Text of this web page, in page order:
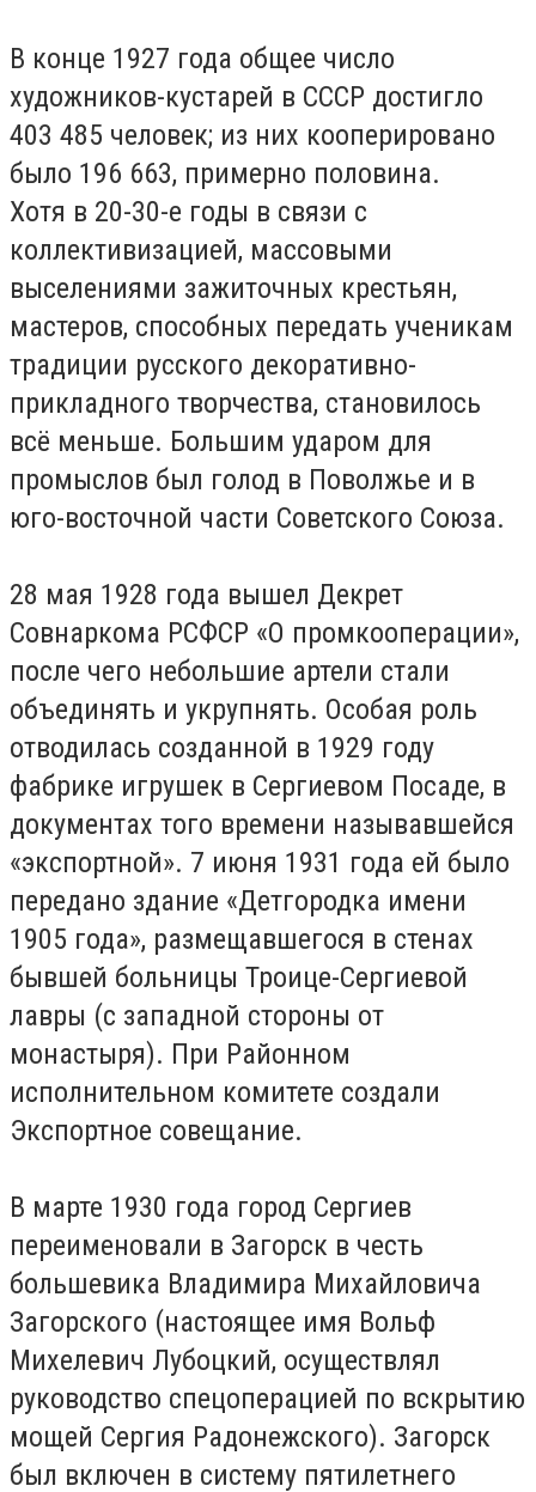
В конце 1927 года общее число
художников-кустарей в СССР достигло
403 485 человек; из них кооперировано
было 196 663, примерно половина.
Хотя в 20-30-е годы в связи с
коллективизацией, массовыми
выселениями зажиточных крестьян,
мастеров, способных передать ученикам
традиции русского декоративно-
прикладного творчества, становилось
всё меньше. Большим ударом для
промыслов был голод в Поволжье и в
юго-восточной части Советского Союза.
28 мая 1928 года вышел Декрет
Совнаркома РСФСР «О промкооперации»,
после чего небольшие артели стали
объединять и укрупнять. Особая роль
отводилась созданной в 1929 году
фабрике игрушек в Сергиевом Посаде, в
документах того времени называвшейся
«экспортной». 7 июня 1931 года ей было
передано здание «Детгородка имени
1905 года», размещавшегося в стенах
бывшей больницы Троице-Сергиевой
лавры (с западной стороны от
монастыря). При Районном
исполнительном комитете создали
Экспортное совещание.
В марте 1930 года город Сергиев
переименовали в Загорск в честь
большевика Владимира Михайловича
Загорского (настоящее имя Вольф
Михелевич Лубоцкий, осуществлял
руководство спецоперацией по вскрытию
мощей Сергия Радонежского). Загорск
был включен в систему пятилетнего